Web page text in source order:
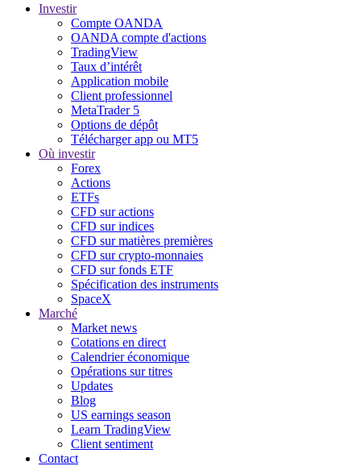
Investir
Compte OANDA
OANDA compte d'actions
TradingView
Taux d’intérêt
Application mobile
Client professionnel
MetaTrader 5
Options de dépôt
Télécharger app ou MT5
Où investir
Forex
Actions
ETFs
CFD sur actions
CFD sur indices
CFD sur matières premières
CFD sur crypto-monnaies
CFD sur fonds ETF
Spécification des instruments
SpaceX
Marché
Market news
Cotations en direct
Calendrier économique
Opérations sur titres
Updates
Blog
US earnings season
Learn TradingView
Client sentiment
Contact